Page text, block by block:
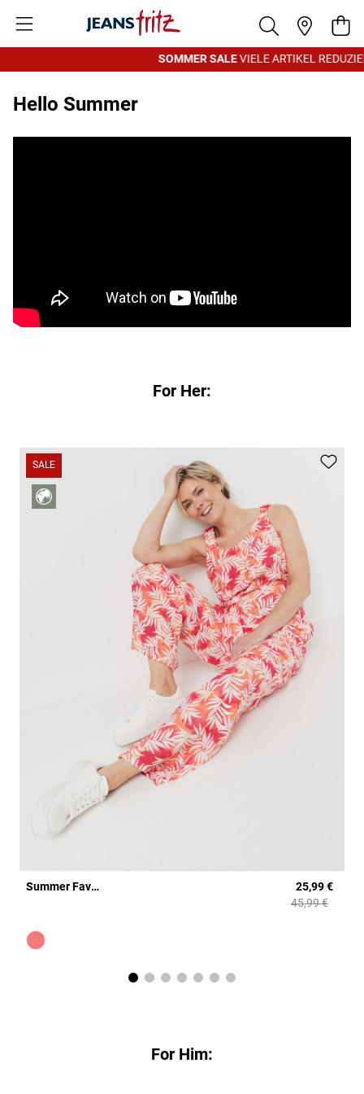
SOMMER SALEVIELE ARTIKEL
Hello Summer
For Her:
SALE
Summer Favorit: Jumpsuit m. Muster
25,99 €
45,99 €
Farbe
koralle gemustert
For Him: